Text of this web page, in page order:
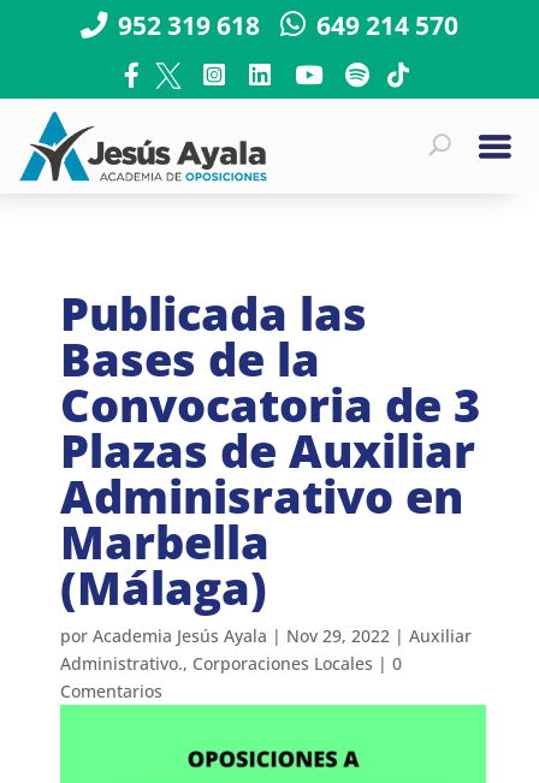
952 319 618 649 214 570
Publicada las
Bases de la
Convocatoria de 3
Plazas de Auxiliar
Adminisrativo en
Marbella
(Málaga)
porAcademia Jesús Ayala | Nov 29, 2022 |Auxiliar
Administrativo., Corporaciones Locales |0
Comentarios